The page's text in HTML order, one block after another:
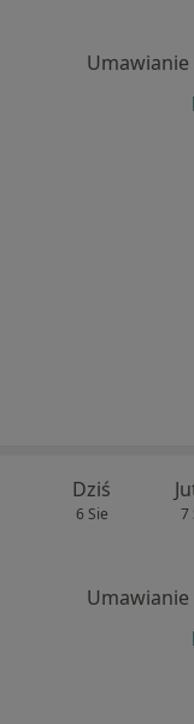
Dziś
6 Sie 7